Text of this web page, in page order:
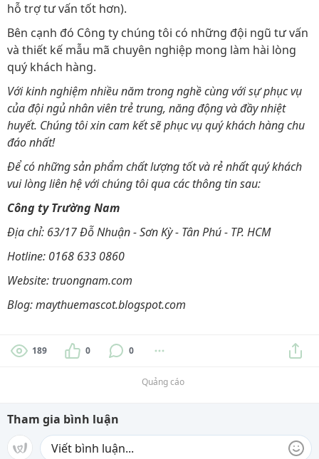
hỗ trợ tư vấn tốt hơn).
Bên cạnh đó Công ty chúng tôi có những đội ngũ tư vấn
và thiết kế mẫu mã chuyên nghiệp mong làm hài lòng
quý khách hàng.
Với kinh nghiệm nhiều năm trong nghề cùng với sự phục vụ
của đội ngủ nhân viên trẻ trung, năng động và đầy nhiệt
huyết. Chúng tôi xin cam kết sẽ phục vụ quý khách hàng chu
đáo nhất!
Để có những sản phẩm chất lượng tốt và rẻ nhất quý khách
vui lòng liên hệ với chúng tôi qua các thông tin sau:
Công ty Trường Nam
Địa chỉ: 63/17 Đỗ Nhuận - Sơn Kỳ - Tân Phú - TP. HCM
Hotline: 0168 633 0860
Website: truongnam.com
Blog: maythuemascot.blogspot.com
189 0 0
Quảng cáo
Tham gia bình luận